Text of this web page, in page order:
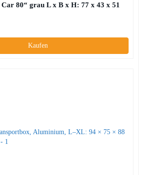
80“ grau L x B x H: 77 x 43 x 51
Kaufen